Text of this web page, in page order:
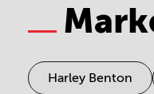
Harley Benton